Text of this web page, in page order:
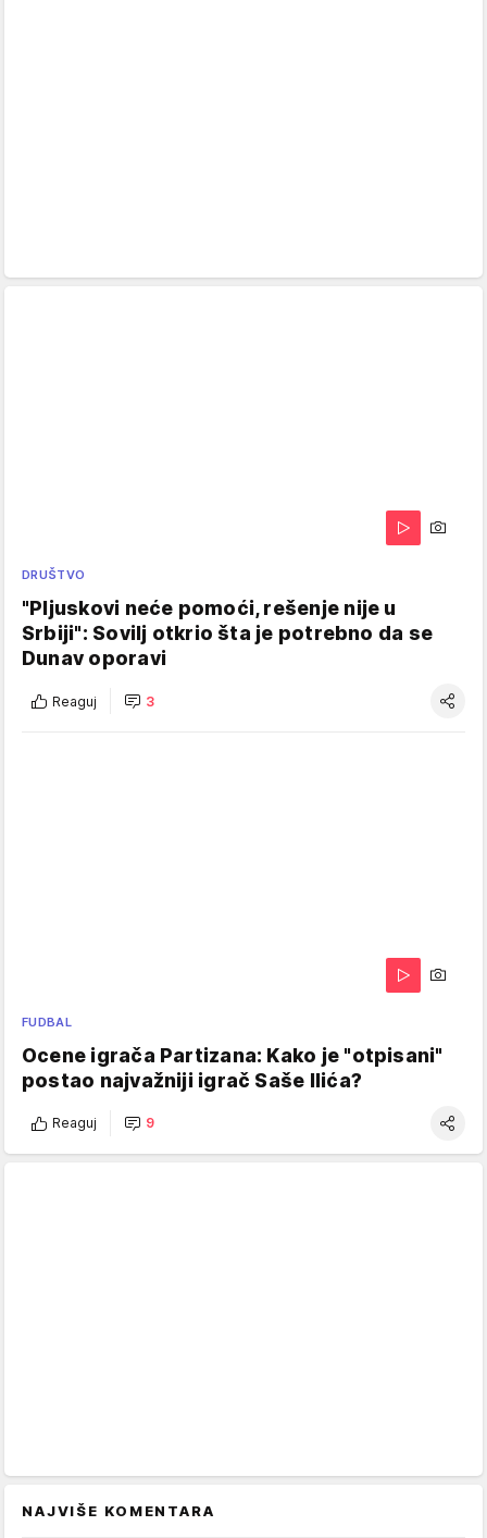
DRUŠTVO
"Pljuskovi neće pomoći, rešenje nije u
Srbiji": Sovilj otkrio šta je potrebno da se
Dunav oporavi
Reaguj 3
FUDBAL
Ocene igrača Partizana: Kako je "otpisani"
postao najvažniji igrač Saše Ilića?
Reaguj 9
NAJVIŠE KOMENTARA